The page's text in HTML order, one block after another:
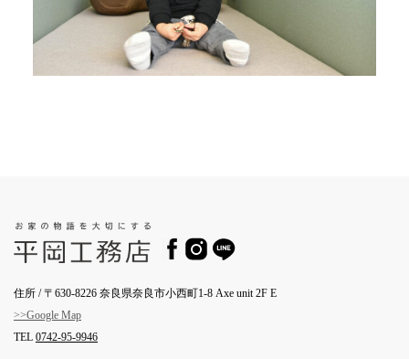
住所 / 〒630-8226 奈良県奈良市小西町1-8 Axe unit 2F E
>>Google Map
TEL 0742-95-9946